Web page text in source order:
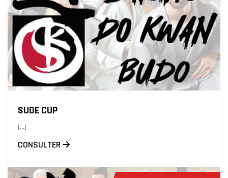
SUDE CUP
[...]
CONSULTER